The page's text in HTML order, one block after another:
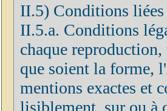
II.5) Conditions liées
II.5.a. Conditions
chaque
que soient la forme,
mentions exactes et
lisiblement, sur ou à